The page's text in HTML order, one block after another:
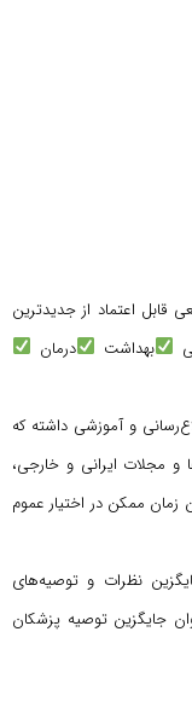
قابل اعتماد از جدیدترین
بهداشت
درمان
و آموزشی داشته که
و مجلات ایرانی و خارجی،
زمان ممکن در اختیار عموم
نظرات و توصیه‌های
جایگزین توصیه پزشکان